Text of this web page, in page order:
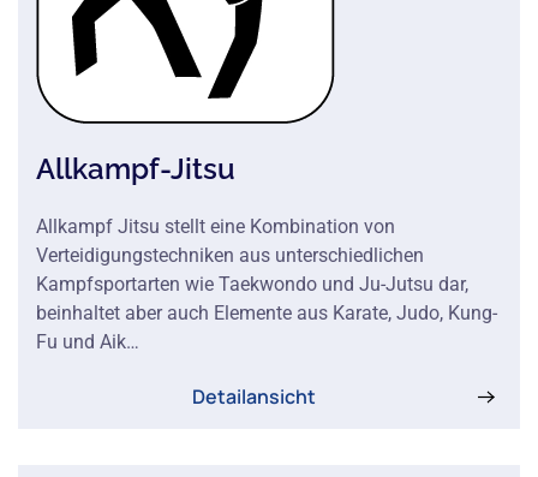
Allkampf-Jitsu
Allkampf Jitsu stellt eine Kombination von
Verteidigungstechniken aus unterschiedlichen
Kampfsportarten wie Taekwondo und Ju-Jutsu dar,
beinhaltet aber auch Elemente aus Karate, Judo, Kung-
Fu und Aik…
Detailansicht